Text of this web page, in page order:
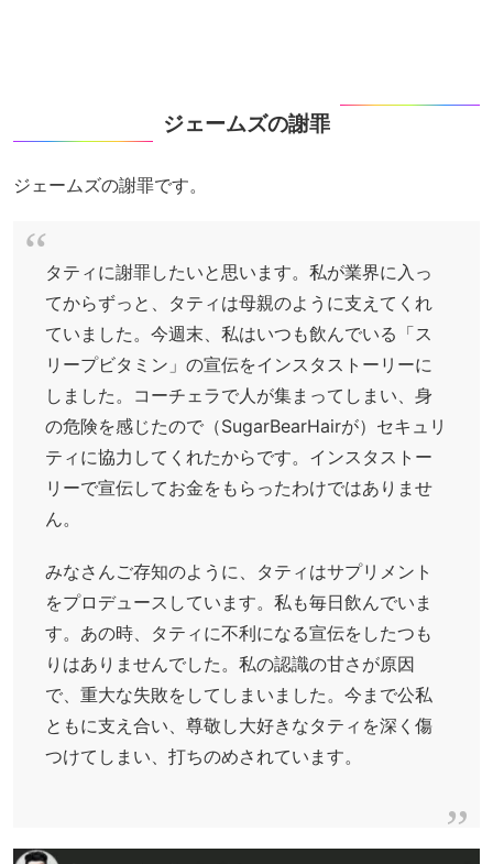
ジェームズの謝罪
ジェームズの謝罪です。
タティに謝罪したいと思います。私が業界に入っ
てからずっと、タティは母親のように支えてくれ
ていました。今週末、私はいつも飲んでいる「ス
リープビタミン」の宣伝をインスタストーリーに
しました。コーチェラで人が集まってしまい、身
の危険を感じたので（SugarBearHairが）セキュリ
ティに協力してくれたからです。インスタストー
リーで宣伝してお金をもらったわけではありませ
ん。
みなさんご存知のように、タティはサプリメント
をプロデュースしています。私も毎日飲んでいま
す。あの時、タティに不利になる宣伝をしたつも
りはありませんでした。私の認識の甘さが原因
で、重大な失敗をしてしまいました。今まで公私
ともに支え合い、尊敬し大好きなタティを深く傷
つけてしまい、打ちのめされています。